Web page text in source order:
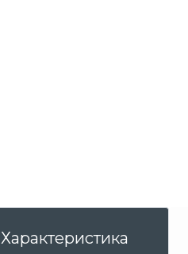
Характеристика